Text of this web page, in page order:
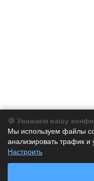
Компания
Каталог
🍪 Уважаем вашу
Мы используем файлы
анализировать трафик и
Настроить